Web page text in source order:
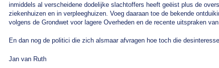
inmiddels al verscheidene dodelijke slachtoffers heeft geëist plus de
ziekenhuizen en in verpleeghuizen. Voeg daaraan toe de bekende
volgens de Grondwet voor lagere Overheden en de recente uitspraken
En dan nog de politici die zich alsmaar afvragen hoe toch die
Jan van Ruth